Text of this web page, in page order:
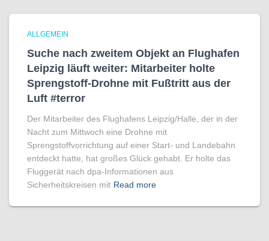
ALLGEMEIN
Suche nach zweitem Objekt an Flughafen
Leipzig läuft weiter: Mitarbeiter holte
Sprengstoff-Drohne mit Fußtritt aus der
Luft #terror
Der Mitarbeiter des Flughafens Leipzig/Halle, der in der
Nacht zum Mittwoch eine Drohne mit
Sprengstoffvorrichtung auf einer Start- und Landebahn
entdeckt hatte, hat großes Glück gehabt. Er holte das
Fluggerät nach dpa-Informationen aus
Sicherheitskreisen mit Read more